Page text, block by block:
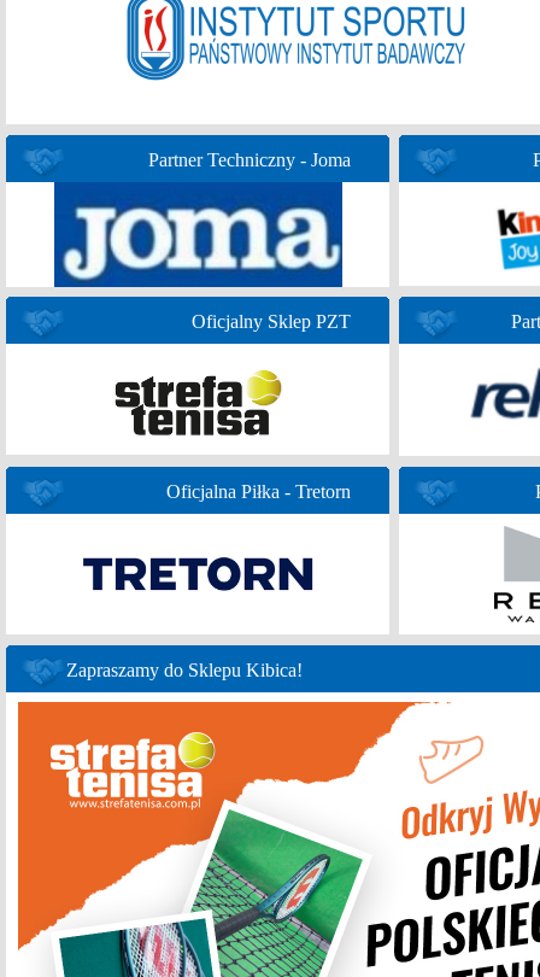
Partner Techniczny - Joma
Oficjalny Sklep PZT
Oficjalna Piłka - Tretorn
Zapraszamy do Sklepu Kibica!